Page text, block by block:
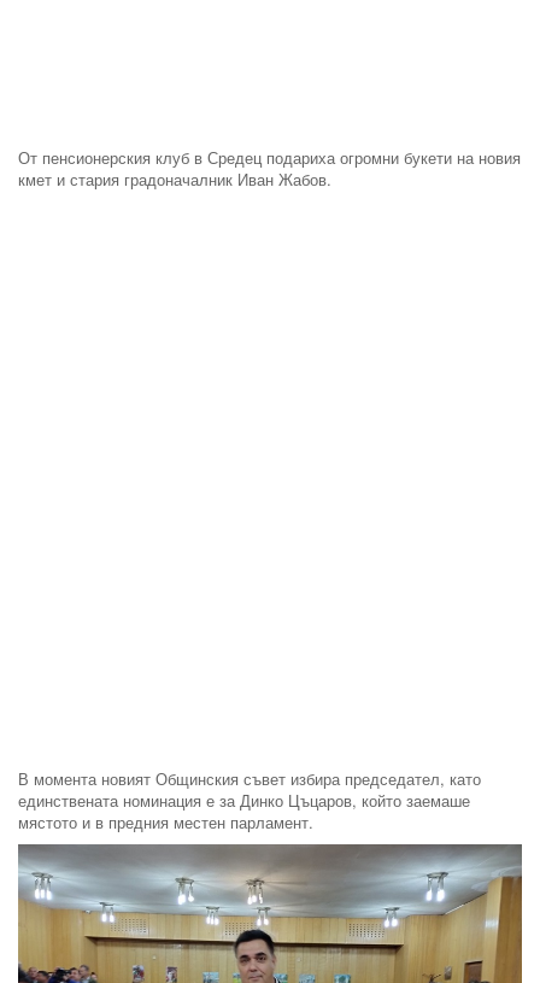
От пенсионерския клуб в Средец подариха огромни букети на новия
кмет и стария градоначалник Иван Жабов.
В момента новият Общинския съвет избира председател, като
единствената номинация е за Динко Цъцаров, който заемаше
мястото и в предния местен парламент.